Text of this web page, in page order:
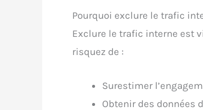
Pourquoi exclure le trafic
Exclure le trafic interne est
risquez de :
Surestimer
Obtenir des données